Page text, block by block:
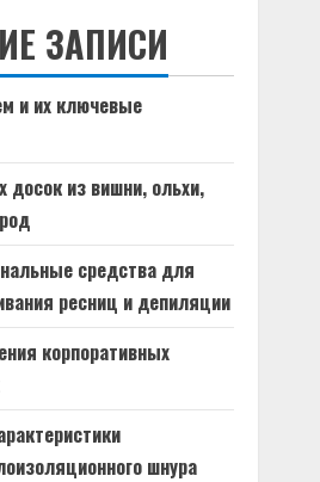
ЗАПИСИ
и их ключевые
досок из вишни, ольхи,
средства для
ресниц и депиляции
корпоративных
шнура